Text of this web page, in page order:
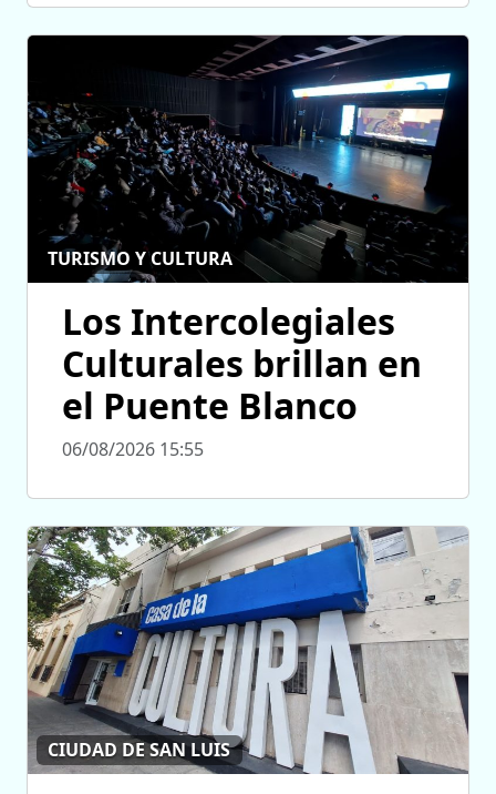
TURISMO Y CULTURA
Los Intercolegiales
Culturales brillan en
el Puente Blanco
06/08/2026 15:55
CIUDAD DE SAN LUIS